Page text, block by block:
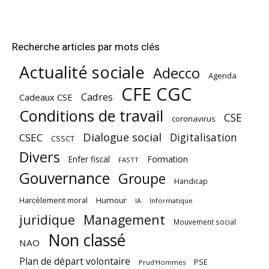
Recherche articles par mots clés
Actualité sociale Adecco Agenda
Cadeaux CSE Cadres CFE CGC
Conditions de travail coronavirus CSE
CSEC CSSCT Dialogue social Digitalisation
Divers Enfer fiscal FASTT Formation
Gouvernance Groupe Handicap
Harcèlement moral Humour IA Informatique
juridique Management Mouvement social
NAO Non classé
Plan de départ volontaire Prud'Hommes PSE